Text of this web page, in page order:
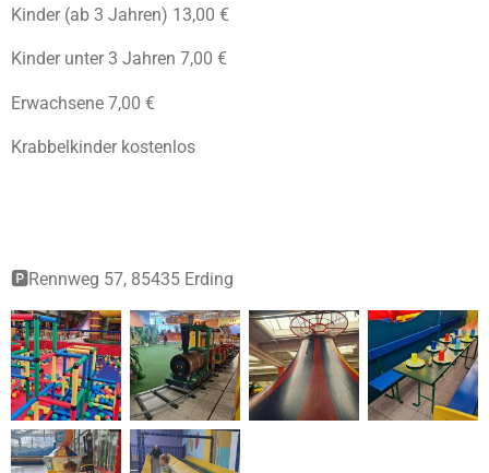
Kinder (ab 3 Jahren) 13,00 €
Kinder unter 3 Jahren 7,00 €
Erwachsene 7,00 €
Krabbelkinder kostenlos
🅿️Rennweg 57, 85435 Erding